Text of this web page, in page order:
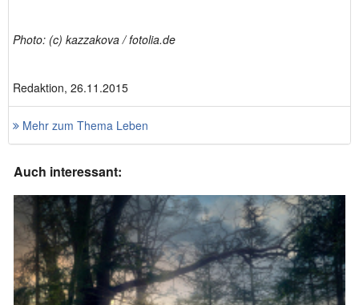
Photo: (c) kazzakova / fotolia.de
Redaktion, 26.11.2015
Mehr zum Thema Leben
Auch interessant: